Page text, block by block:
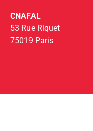
CNAFAL
53 Rue Riquet
75019 Paris